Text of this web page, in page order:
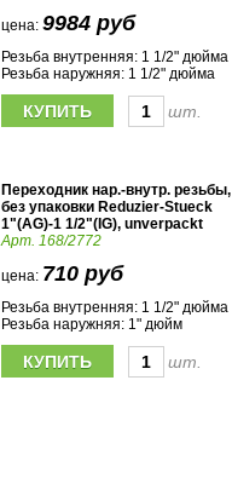
цена: 9984 руб
Резьба внутренняя: 1 1/2" дюйма
Резьба наружняя: 1 1/2" дюйма
шт.
Переходник нар.-внутр. резьбы,
без упаковки Reduzier-Stueck
1"(AG)-1 1/2"(IG), unverpackt
Арт. 168/2772
цена: 710 руб
Резьба внутренняя: 1 1/2" дюйма
Резьба наружняя: 1" дюйм
шт.